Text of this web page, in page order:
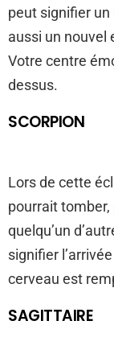
peut signifier
aussi un nouvel
Votre centre
dessus.
SCORPION
Lors de cette
pourrait tomber,
quelqu’un
signifier
cerveau est
SAGITTAIRE